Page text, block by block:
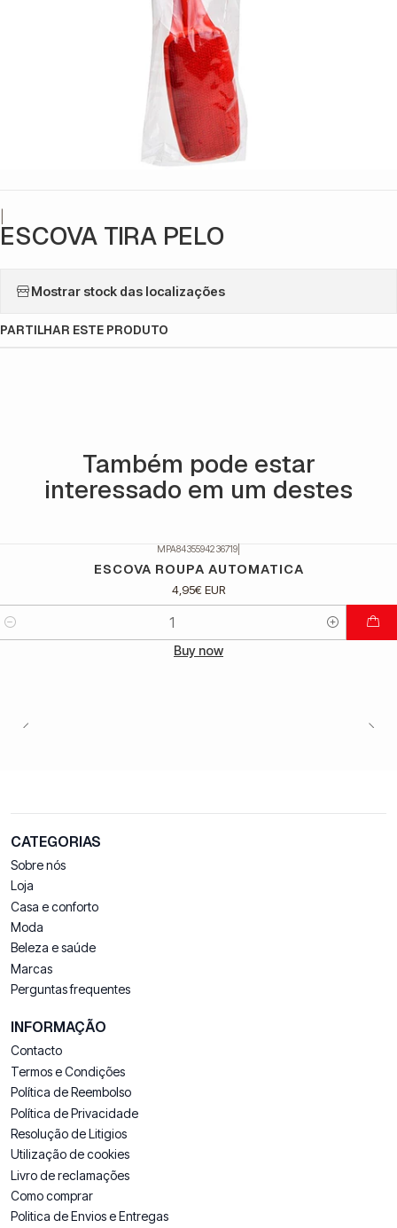
ESCOVA TIRA PELO
Mostrar stock das localizações
PARTILHAR ESTE PRODUTO
Também pode estar
interessado em um destes
MPA8435594236719
ESCOVA ROUPA AUTOMATICA
4,95€ EUR
Buy now
CATEGORIAS
Sobre nós
Loja
Casa e conforto
Moda
Beleza e saúde
Marcas
Perguntas frequentes
INFORMAÇÃO
Contacto
Termos e Condições
Política de Reembolso
Política de Privacidade
Resolução de Litigios
Utilização de cookies
Livro de reclamações
Como comprar
Politica de Envios e Entregas